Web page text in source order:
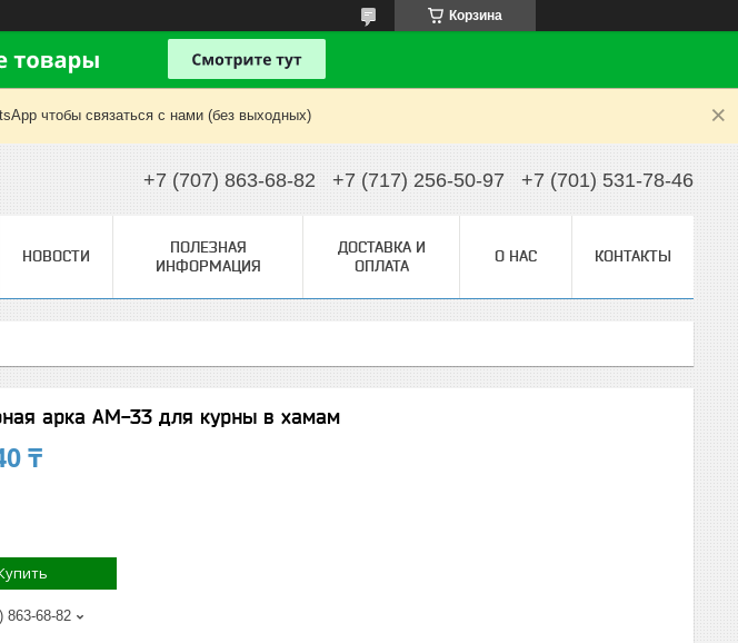
Корзина
чтобы связаться с нами (без выходных)
+7 (707) 863-68-82 +7 (717) 256-50-97 +7 (701) 531-78-46
НОВОСТИ
ПОЛЕЗНАЯ
ИНФОРМАЦИЯ
ДОСТАВКА И
ОПЛАТА
О НАС КОНТАКТЫ
арка АМ-33 для курны в хамам
₸
863-68-82